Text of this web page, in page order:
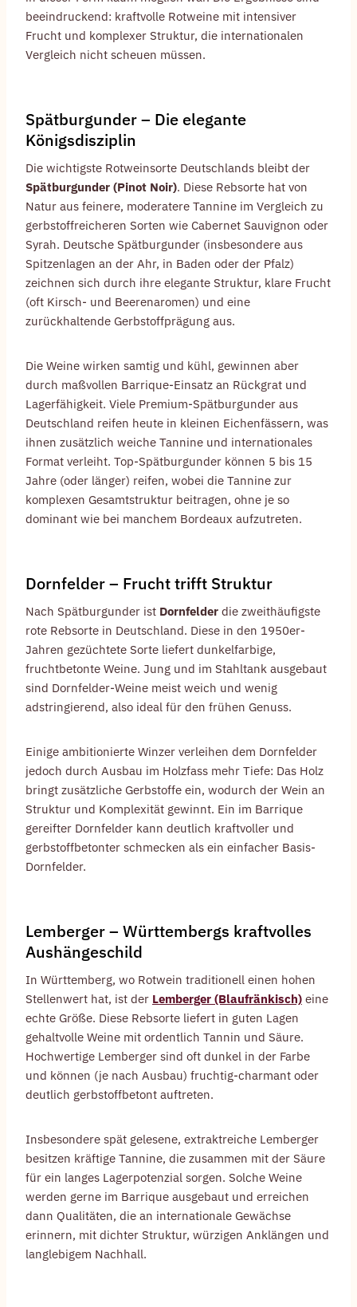
beeindruckend: kraftvolle Rotweine mit intensiver
Frucht und komplexer Struktur, die internationalen
Vergleich nicht scheuen müssen.
Spätburgunder – Die elegante
Königsdisziplin
Die wichtigste Rotweinsorte Deutschlands bleibt der
Spätburgunder (Pinot Noir). Diese Rebsorte hat von
Natur aus feinere, moderatere Tannine im Vergleich zu
gerbstoffreicheren Sorten wie Cabernet Sauvignon oder
Syrah. Deutsche Spätburgunder (insbesondere aus
Spitzenlagen an der Ahr, in Baden oder der Pfalz)
zeichnen sich durch ihre elegante Struktur, klare Frucht
(oft Kirsch- und Beerenaromen) und eine
zurückhaltende Gerbstoffprägung aus.
Die Weine wirken samtig und kühl, gewinnen aber
durch maßvollen Barrique-Einsatz an Rückgrat und
Lagerfähigkeit. Viele Premium-Spätburgunder aus
Deutschland reifen heute in kleinen Eichenfässern, was
ihnen zusätzlich weiche Tannine und internationales
Format verleiht. Top-Spätburgunder können 5 bis 15
Jahre (oder länger) reifen, wobei die Tannine zur
komplexen Gesamtstruktur beitragen, ohne je so
dominant wie bei manchem Bordeaux aufzutreten.
Dornfelder – Frucht trifft Struktur
Nach Spätburgunder ist Dornfelder die zweithäufigste
rote Rebsorte in Deutschland. Diese in den 1950er-
Jahren gezüchtete Sorte liefert dunkelfarbige,
fruchtbetonte Weine. Jung und im Stahltank ausgebaut
sind Dornfelder-Weine meist weich und wenig
adstringierend, also ideal für den frühen Genuss.
Einige ambitionierte Winzer verleihen dem Dornfelder
jedoch durch Ausbau im Holzfass mehr Tiefe: Das Holz
bringt zusätzliche Gerbstoffe ein, wodurch der Wein an
Struktur und Komplexität gewinnt. Ein im Barrique
gereifter Dornfelder kann deutlich kraftvoller und
gerbstoffbetonter schmecken als ein einfacher Basis-
Dornfelder.
Lemberger – Württembergs kraftvolles
Aushängeschild
In Württemberg, wo Rotwein traditionell einen hohen
Stellenwert hat, ist der Lemberger (Blaufränkisch) eine
echte Größe. Diese Rebsorte liefert in guten Lagen
gehaltvolle Weine mit ordentlich Tannin und Säure.
Hochwertige Lemberger sind oft dunkel in der Farbe
und können (je nach Ausbau) fruchtig-charmant oder
deutlich gerbstoffbetont auftreten.
Insbesondere spät gelesene, extraktreiche Lemberger
besitzen kräftige Tannine, die zusammen mit der Säure
für ein langes Lagerpotenzial sorgen. Solche Weine
werden gerne im Barrique ausgebaut und erreichen
dann Qualitäten, die an internationale Gewächse
erinnern, mit dichter Struktur, würzigen Anklängen und
langlebigem Nachhall.